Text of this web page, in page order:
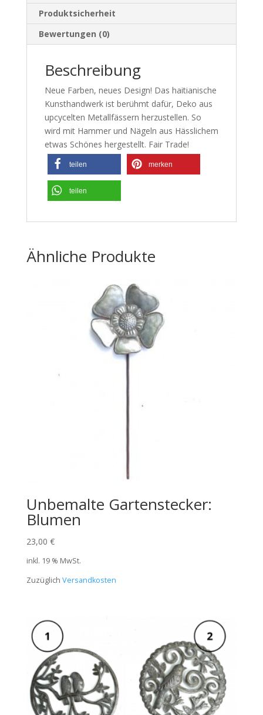
Produktsicherheit
Bewertungen (0)
Beschreibung
Neue Farben, neues Design! Das haitianische
Kunsthandwerk ist berühmt dafür, Deko aus
upcycelten Metallfässern herzustellen. So
wird mit Hammer und Nägeln aus Hässlichem
etwas Schönes hergestellt. Fair Trade!
teilen merken
teilen
Ähnliche Produkte
Unbemalte Gartenstecker:
Blumen
23,00 €
inkl. 19 % MwSt.
Zuzüglich Versandkosten